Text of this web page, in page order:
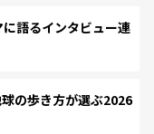
語るインタビュー連
の歩き方が選ぶ2026